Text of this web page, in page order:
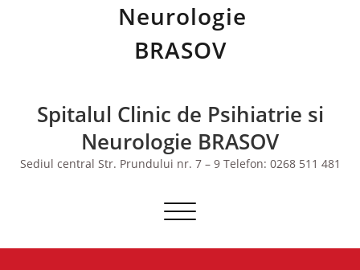
Spitalul Clinic de Psihiatrie si
Neurologie BRASOV
Sediul central Str. Prundului nr. 7 – 9 Telefon: 0268 511 481
Toggle navigation